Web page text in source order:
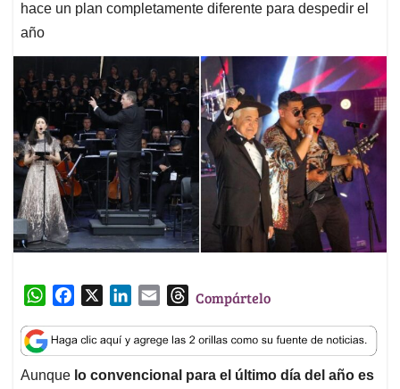
hace un plan completamente diferente para despedir el
año
W
a
t
s
c
e
b
n
k
e
a
i
l
T
r
e
a
Compártelo
Aunque lo convencional para el último día del año es